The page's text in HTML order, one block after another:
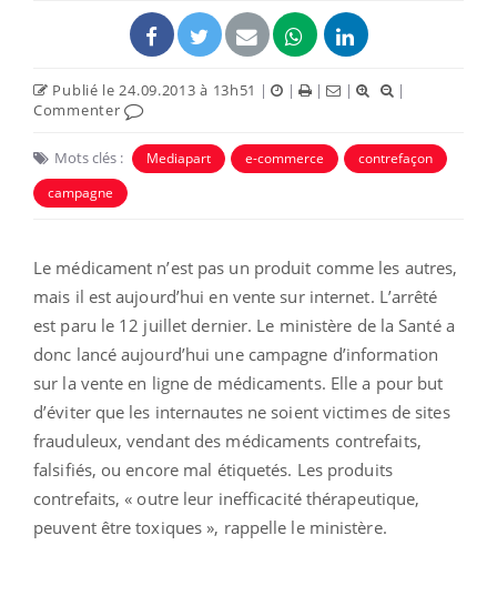
Publié le 24.09.2013 à 13h51 | | | |
|
Commenter
Mots clés : Mediapart e-commerce
contrefaçon
campagne
Le médicament n’est pas un produit comme les autres,
mais il est aujourd’hui en vente sur internet. L’arrêté
est paru le 12 juillet dernier. Le ministère de la Santé a
donc lancé aujourd’hui une campagne d’information
sur la vente en ligne de médicaments. Elle a pour but
d’éviter que les internautes ne soient victimes de sites
frauduleux, vendant des médicaments contrefaits,
falsifiés, ou encore mal étiquetés. Les produits
contrefaits, « outre leur inefficacité thérapeutique,
peuvent être toxiques », rappelle le ministère.